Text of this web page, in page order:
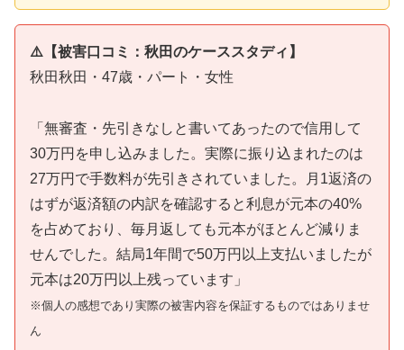
⚠️【被害口コミ：秋田のケーススタディ】
秋田秋田・47歳・パート・女性
「無審査・先引きなしと書いてあったので信用して
30万円を申し込みました。実際に振り込まれたのは
27万円で手数料が先引きされていました。月1返済の
はずが返済額の内訳を確認すると利息が元本の40%
を占めており、毎月返しても元本がほとんど減りま
せんでした。結局1年間で50万円以上支払いましたが
元本は20万円以上残っています」
※個人の感想であり実際の被害内容を保証するものではありませ
ん